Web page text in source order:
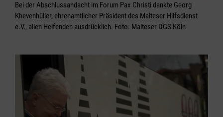
Bei der Abschlussandacht im Forum Pax Christi dankte Georg
Khevenhüller, ehrenamtlicher Präsident des Malteser Hilfsdienst
e.V., allen Helfenden ausdrücklich. Foto: Malteser DGS Köln